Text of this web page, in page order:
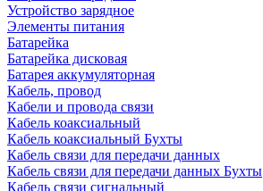
Устройство зарядное
Элементы питания
Батарейка
Батарейка дисковая
Батарея аккумуляторная
Кабель, провод
Кабели и провода связи
Кабель коаксиальный
Кабель коаксиальный Бухты
Кабель связи для передачи данных
Кабель связи для передачи данных Бухты
Кабель связи сигнальный